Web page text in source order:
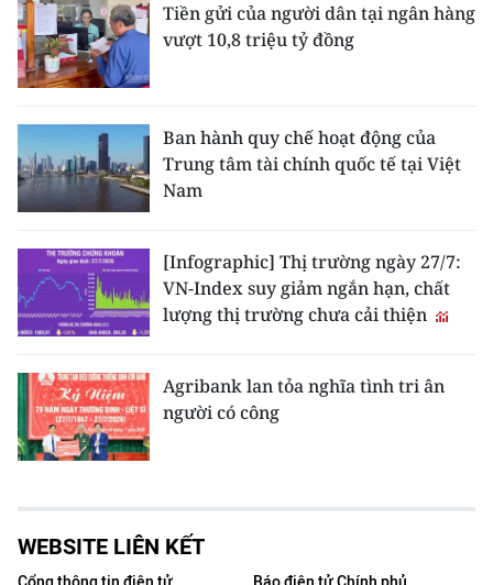
Tiền gửi của người dân tại ngân hàng
vượt 10,8 triệu tỷ đồng
Ban hành quy chế hoạt động của
Trung tâm tài chính quốc tế tại Việt
Nam
[Infographic] Thị trường ngày 27/7:
VN-Index suy giảm ngắn hạn, chất
lượng thị trường chưa cải thiện
Agribank lan tỏa nghĩa tình tri ân
người có công
WEBSITE LIÊN KẾT